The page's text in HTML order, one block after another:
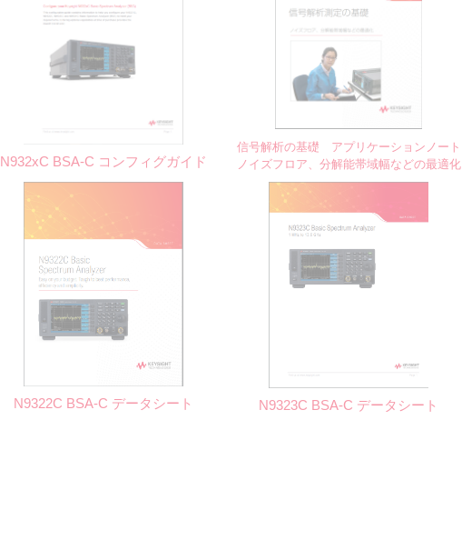
N932xC BSA-C コンフィグガイド
信号解析の基礎 アプリケーションノート
ノイズフロア、分解能帯域幅などの最適化
N9322C BSA-C データシート N9323C BSA-C データシート